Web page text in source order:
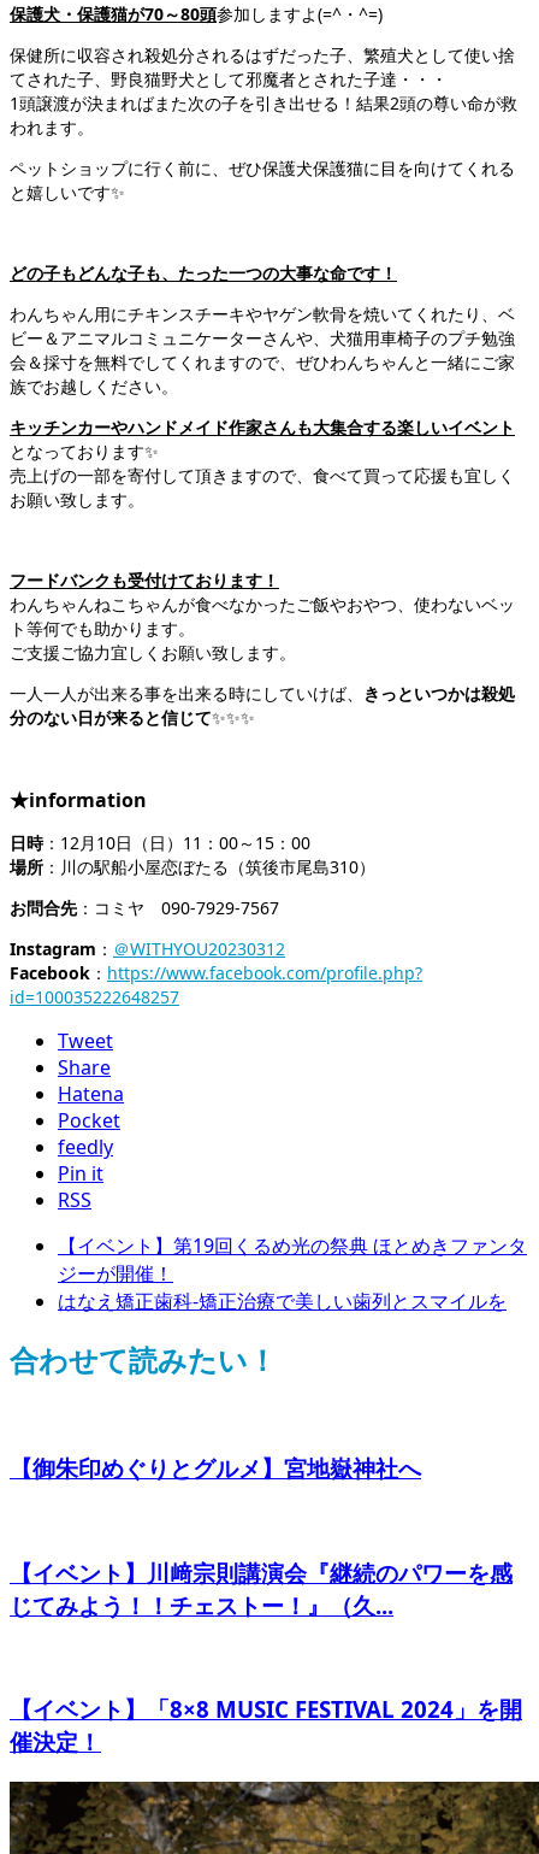
保護犬・保護猫が70～80頭参加しますよ(=^・^=)
保健所に収容され殺処分されるはずだった子、繁殖犬として使い捨
てされた子、野良猫野犬として邪魔者とされた子達・・・
1頭譲渡が決まればまた次の子を引き出せる！結果2頭の尊い命が救
われます。
ペットショップに行く前に、ぜひ保護犬保護猫に目を向けてくれる
と嬉しいです✨
どの子もどんな子も、たった一つの大事な命です！
わんちゃん用にチキンスチーキやヤゲン軟骨を焼いてくれたり、ベ
ビー＆アニマルコミュニケーターさんや、犬猫用車椅子のプチ勉強
会＆採寸を無料でしてくれますので、ぜひわんちゃんと一緒にご家
族でお越しください。
キッチンカーやハンドメイド作家さんも大集合する楽しいイベント
となっております✨
売上げの一部を寄付して頂きますので、食べて買って応援も宜しく
お願い致します。
フードバンクも受付けております！
わんちゃんねこちゃんが食べなかったご飯やおやつ、使わないベッ
ト等何でも助かります。
ご支援ご協力宜しくお願い致します。
一人一人が出来る事を出来る時にしていけば、
きっといつかは殺処
分のない日が来ると信じて✨✨✨
★information
日時：12月10日（日）11：00～15：00
場所 ：川の駅船小屋恋ぼたる（筑後市尾島310）
お問合先：コミヤ 090-7929-7567
Instagram ： ＠WITHYOU20230312
Facebook ： https://www.facebook.com/profile.php?
id=100035222648257
Tweet
Share
Hatena
Pocket
feedly
Pin it
RSS
【イベント】第19回くるめ光の祭典 ほとめきファンタ
ジーが開催！
はなえ矯正歯科-矯正治療で美しい歯列とスマイルを
合わせて読みたい！
【御朱印めぐりとグルメ】宮地嶽神社へ
【イベント】川﨑宗則講演会『継続のパワーを感
じてみよう！！チェストー！』（久...
【イベント】「8×8 MUSIC FESTIVAL 2024」を開
催決定！